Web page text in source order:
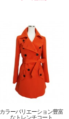
カラーバリエーション豊富
なトレンチコート